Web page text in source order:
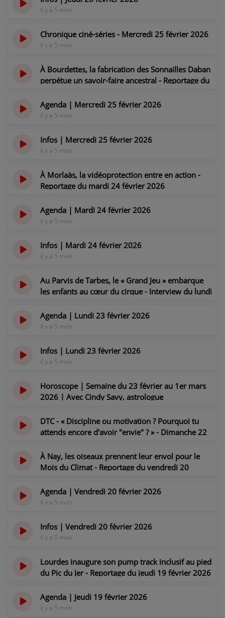
il y a 5 mois
Chronique ciné-séries - Mercredi 25 février 2026
il y a 5 mois
À Bourdettes, la fabrication des Sonnailles Daban
perpétue un savoir-faire ancestral - Reportage du
il y a 5 mois
Agenda | Mercredi 25 février 2026
il y a 5 mois
Infos | Mercredi 25 février 2026
il y a 5 mois
À Morlaàs, la vidéoprotection entre en action -
Reportage du mardi 24 février 2026
Agenda | Mardi 24 février 2026
il y a 5 mois
Infos | Mardi 24 février 2026
il y a 5 mois
Au Parvis de Tarbes, le « Grand Jeu » embarque
les enfants au cœur du cirque - Interview du lundi
il y a 5 mois
Agenda | Lundi 23 février 2026
il y a 5 mois
Infos | Lundi 23 février 2026
il y a 5 mois
Horoscope | Semaine du 23 février au 1er mars
2026 | Avec Cindy Savy, astrologue
il y a 5 mois
DTC - « Discipline ou motivation ? Pourquoi tu
attends encore d'avoir "envie" ? » - Dimanche 22
il y a 5 mois
À Nay, les oiseaux prennent leur envol pour le
Mois du Climat - Reportage du vendredi 20
il y a 5 mois
Agenda | Vendredi 20 février 2026
il y a 5 mois
Infos | Vendredi 20 février 2026
il y a 5 mois
Lourdes inaugure son pump track inclusif au pied
du Pic du Jer - Reportage du jeudi 19 février 2026
Agenda | Jeudi 19 février 2026
il y a 5 mois